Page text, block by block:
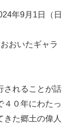
年9月1日（日
おいたギャラ
されることが話
４０年にわたっ
きた郷土の偉人